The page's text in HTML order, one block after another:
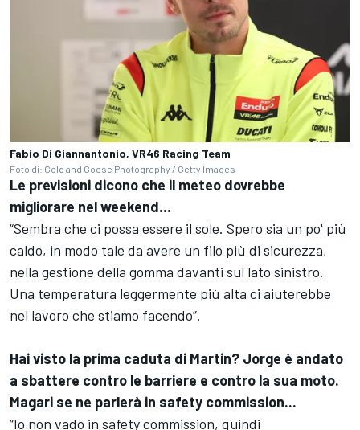
Fabio Di Giannantonio, VR46 Racing Team
Foto di: Gold and Goose Photography / Getty Images
Le previsioni dicono che il meteo dovrebbe
migliorare nel weekend...
“Sembra che ci possa essere il sole. Spero sia un po' più
caldo, in modo tale da avere un filo più di sicurezza,
nella gestione della gomma davanti sul lato sinistro.
Una temperatura leggermente più alta ci aiuterebbe
nel lavoro che stiamo facendo”.
Hai visto la prima caduta di Martin? Jorge è andato
a sbattere contro le barriere e contro la sua moto.
Magari se ne parlerà in safety commission...
“Io non vado in safety commission, quindi